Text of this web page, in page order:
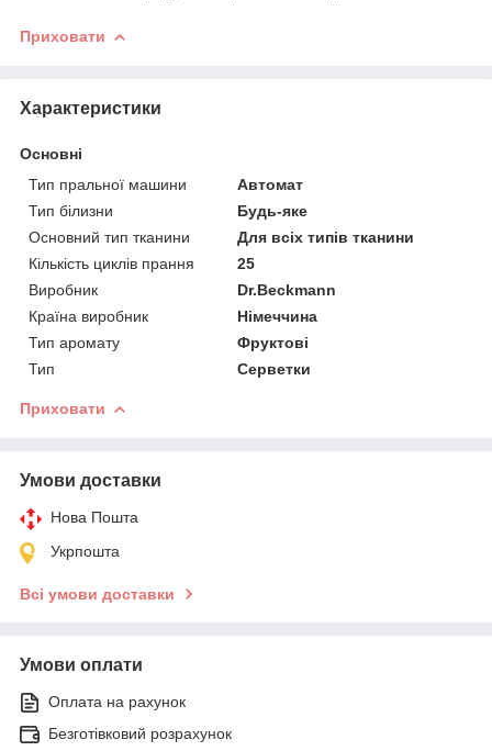
Приховати
Характеристики
Основні
Тип пральної машини
Автомат
Тип білизни
Будь-яке
Основний тип тканини
Для всіх типів тканини
Кількість циклів прання
25
Виробник
Dr.Beckmann
Країна виробник
Німеччина
Тип аромату
Фруктові
Тип
Серветки
Приховати
Умови доставки
Нова Пошта
Укрпошта
Всі умови доставки
Умови оплати
Оплата на рахунок
Безготівковий розрахунок